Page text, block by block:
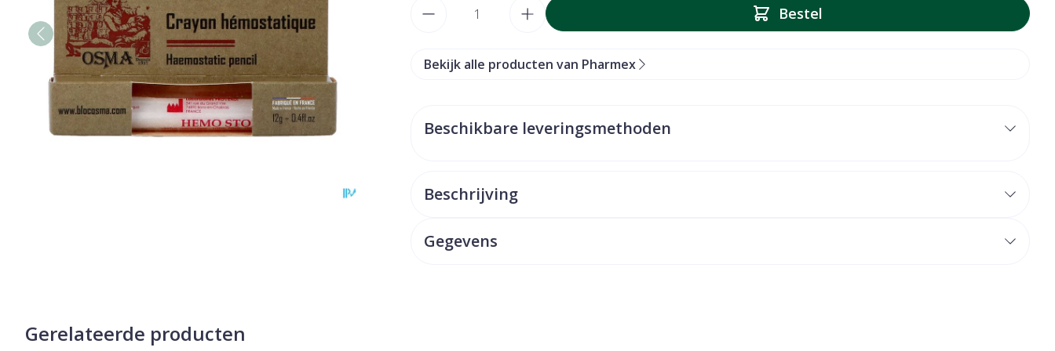
Bestel
Bekijk alle producten van Pharmex
Beschikbare leveringsmethoden
Beschrijving
Gegevens
Gerelateerde producten